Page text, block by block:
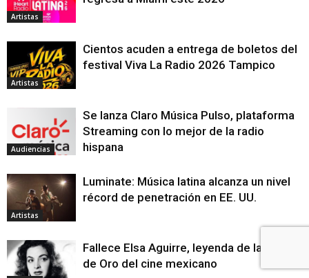
Artistas
Artistas
Cientos acuden a entrega de boletos del
festival Viva La Radio 2026 Tampico
Audiencias
Se lanza Claro Música Pulso, plataforma
Streaming con lo mejor de la radio
hispana
Artistas
Luminate: Música latina alcanza un nivel
récord de penetración en EE. UU.
Fallece Elsa Aguirre, leyenda de la Época
de Oro del cine mexicano